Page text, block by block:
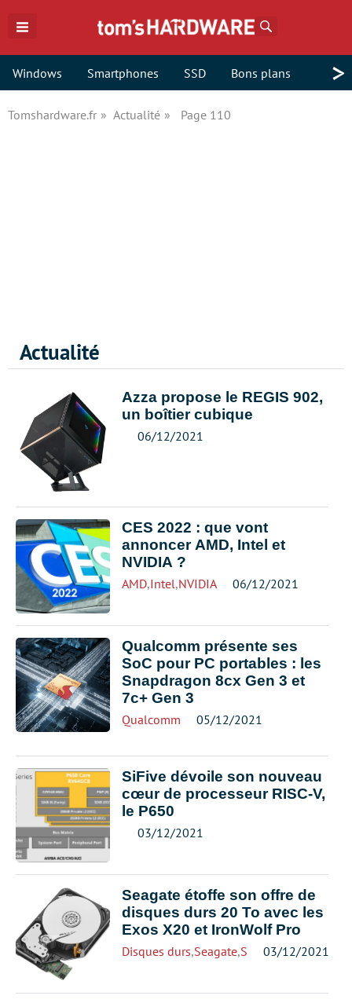
Windows Smartphones SSD Bons plans >
Tomshardware.fr Actualité Page 110
Actualité
Azza propose le REGIS 902,
un boîtier cubique
06/12/2021
CES 2022 : que vont
annoncer AMD, Intel et
NVIDIA ?
AMD,Intel,NVIDIA 06/12/2021
Qualcomm présente ses
SoC pour PC portables : les
Snapdragon 8cx Gen 3 et
7c+ Gen 3
Qualcomm 05/12/2021
SiFive dévoile son nouveau
cœur de processeur RISC-V,
le P650
03/12/2021
Seagate étoffe son offre de
disques durs 20 To avec les
Exos X20 et IronWolf Pro
Disques durs,Seagate,Stockage03/12/2021